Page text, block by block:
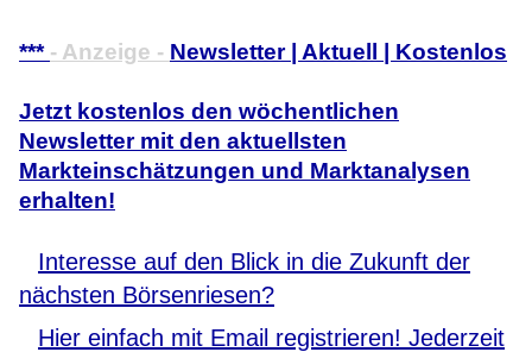
*** - Anzeige - Newsletter | Aktuell | Kostenlos
Jetzt kostenlos den wöchentlichen
Newsletter mit den aktuellsten
Markteinschätzungen und Marktanalysen
erhalten!
Interesse auf den Blick in die Zukunft der
nächsten Börsenriesen?
Hier einfach mit Email registrieren! Jederzeit